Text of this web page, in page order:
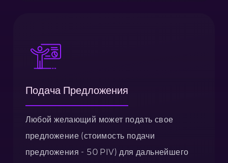
Подача Предложения
Любой желающий может подать свое
предложение (стоимость подачи
предложения - 50 PIV) для дальнейшего